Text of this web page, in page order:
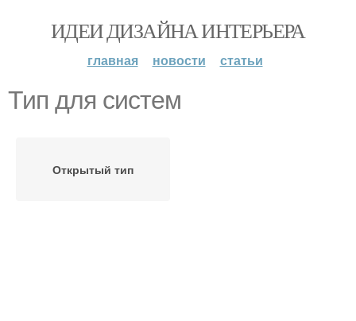
ИДЕИ ДИЗАЙНА ИНТЕРЬЕРА
главная новости статьи
Тип для систем
Открытый тип